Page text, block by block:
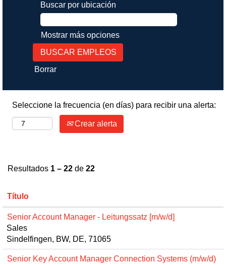
Buscar por ubicación
Mostrar más opciones
Borrar
Seleccione la frecuencia (en días) para recibir una alerta:
Crear alerta
Resultados 1 – 22 de 22
Título
Senior Account Manager - Leitungssatz [m/w/d]
Sales
Sindelfingen, BW, DE, 71065
Senior Key Account Manager Connection Systems (m/w/d)